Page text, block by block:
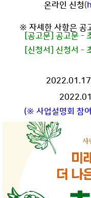
온라인 신청(
※ 자세한 사항은 공
[공고문] 공고문 -
[신청서] 신청서 -
(※ 사업설명회 참여